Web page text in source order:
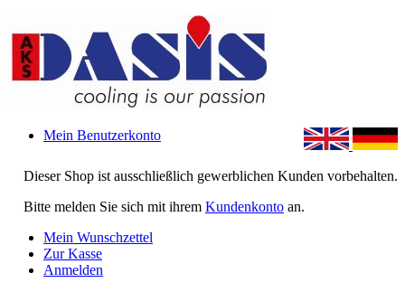
Dieser Shop ist ausschließlich gewerblichen Kunden vorbehalten.
Bitte melden Sie sich mit ihrem Kundenkonto an.
Mein Benutzerkonto
Mein Wunschzettel
Zur Kasse
Anmelden